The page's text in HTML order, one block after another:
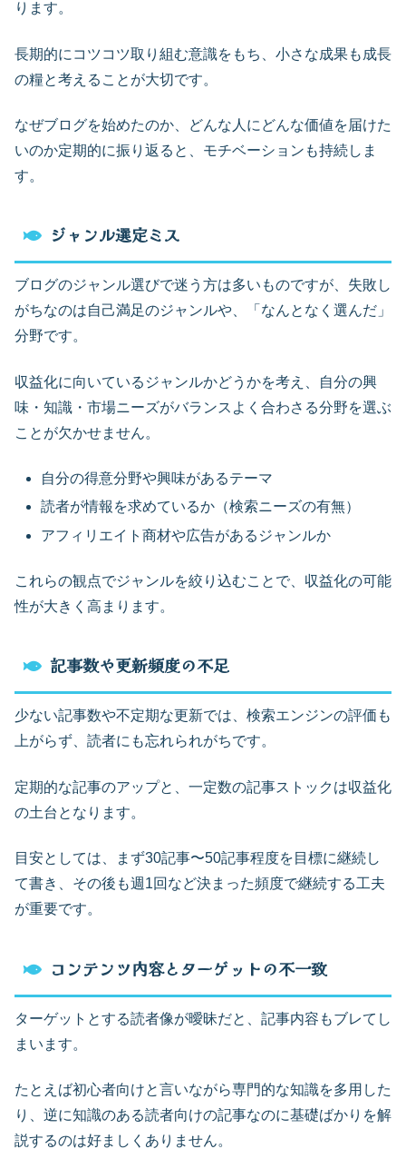
ります。
長期的にコツコツ取り組む意識をもち、小さな成果も成長
の糧と考えることが大切です。
なぜブログを始めたのか、どんな人にどんな価値を届けた
いのか定期的に振り返ると、モチベーションも持続しま
す。
ジャンル選定ミス
ブログのジャンル選びで迷う方は多いものですが、失敗し
がちなのは自己満足のジャンルや、「なんとなく選んだ」
分野です。
収益化に向いているジャンルかどうかを考え、自分の興
味・知識・市場ニーズがバランスよく合わさる分野を選ぶ
ことが欠かせません。
自分の得意分野や興味があるテーマ
読者が情報を求めているか（検索ニーズの有無）
アフィリエイト商材や広告があるジャンルか
これらの観点でジャンルを絞り込むことで、収益化の可能
性が大きく高まります。
記事数や更新頻度の不足
少ない記事数や不定期な更新では、検索エンジンの評価も
上がらず、読者にも忘れられがちです。
定期的な記事のアップと、一定数の記事ストックは収益化
の土台となります。
目安としては、まず30記事〜50記事程度を目標に継続し
て書き、その後も週1回など決まった頻度で継続する工夫
が重要です。
コンテンツ内容とターゲットの不一致
ターゲットとする読者像が曖昧だと、記事内容もブレてし
まいます。
たとえば初心者向けと言いながら専門的な知識を多用した
り、逆に知識のある読者向けの記事なのに基礎ばかりを解
説するのは好ましくありません。